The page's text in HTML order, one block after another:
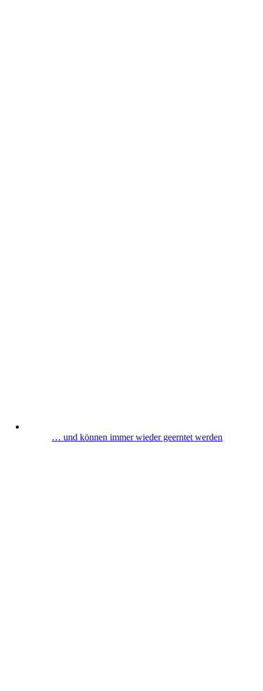
… und können immer wieder geerntet werden